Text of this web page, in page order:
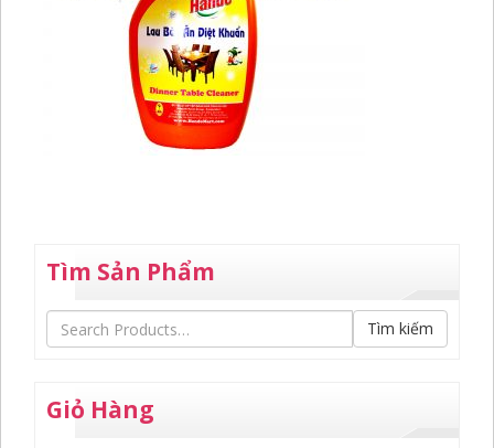
Tìm Sản Phẩm
Tìm kiếm
Giỏ Hàng